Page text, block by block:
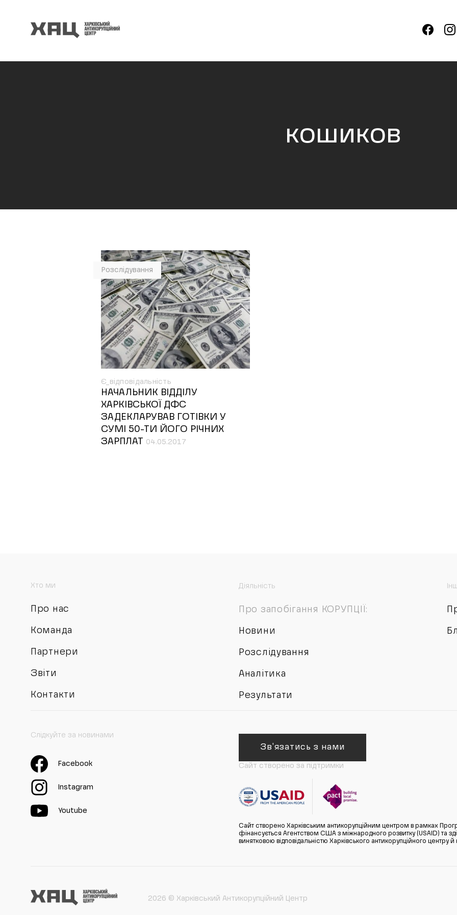
кошиков
Розслідування
Є_відповідальність
НАЧАЛЬНИК ВІДДІЛУ
ХАРКІВСЬКОЇ ДФС
ЗАДЕКЛАРУВАВ ГОТІВКИ У
СУМІ 50-ТИ ЙОГО РІЧНИХ
ЗАРПЛАТ 04.05.2017
Хто ми
Про нас
Команда
Партнери
Звіти
Контакти
Діяльність
Про запобігання КОРУПЦІЇ:
Новини
Розслідування
Аналітика
Результати
Слідкуйте за новинами
Facebook
Instagram
Youtube
Зв'язатись з нами
Сайт створено за підтримки
Сайт створено Харківським антикорупційним центром в рамках
фінансується Агентством США з міжнародного розвитку (USAID) та
винятковою відповідальністю Харківського антикорупційного
2026 © Харківський Антикорупційний Центр